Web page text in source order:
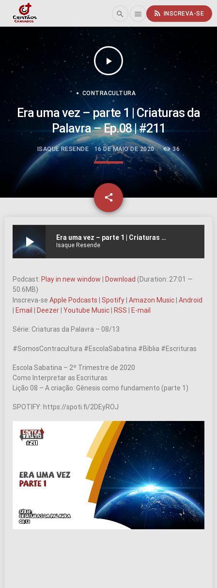
search menu rss_feed INSCREVA-SE
play_arrow
CONTRACULTURA
Era uma vez – parte 1 | Criaturas da
Palavra – Ep.08 | #211
ISAQUE RESENDE 16 DE MAIO DE 2020 36
share
email
play_arrow Era uma vez – parte 1 | Criaturas da Palavra – Ep.08 | #211
Isaque Resende
Podcast: Play in new window Download (Duration: 27:01 —
50.6MB)
Inscreva-se Apple Podcasts Spotify Amazon Music Android
Email Deezer Youtube Music RSS E-mail
Série: Criaturas da Palavra – 08/13
#SomosContracultura #EscolaSabatina #Bíblia #Escrituras
Escola Sabatina – 2º Trimestre de 2020
Como Interpretar as Escrituras
Lição 08 – A criação: Gênesis como fundamento (parte 1)
SPOTIFY: https://spoti.fi/2DEyROJ